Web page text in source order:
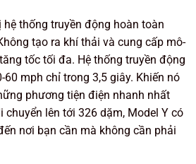
thống truyền động hoàn toàn
tạo ra khí thải và cung cấp mô-
tốc tối đa. Hệ thống truyền động
mph chỉ trong 3,5 giây. Khiến nó
phương tiện điện nhanh nhất
chuyển lên tới 326 dặm, Model Y có
nơi bạn cần mà không cần phải